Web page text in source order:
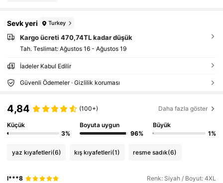
Sevk yeri Turkey
Kargo ücreti 470,74TL kadar düşük
Tah. Teslimat: Ağustos 16 - Ağustos 19
İadeler Kabul Edilir
Güvenli Ödemeler · Gizlilik koruması
4,84 (100+) Daha fazla göster
Küçük
3%
Boyuta uygun
96%
Büyük
1%
yaz kıyafetleri(6) kış kıyafetleri(1) resme sadık(6)
l***8 Renk: Siyah / Boyut: 4XL